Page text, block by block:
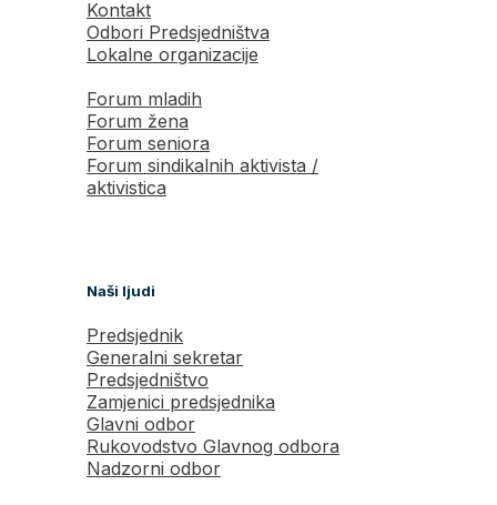
Kontakt
Odbori Predsjedništva
Lokalne organizacije
Forum mladih
Forum žena
Forum seniora
Forum sindikalnih aktivista /
aktivistica
Naši ljudi
Predsjednik
Generalni sekretar
Predsjedništvo
Zamjenici predsjednika
Glavni odbor
Rukovodstvo Glavnog odbora
Nadzorni odbor